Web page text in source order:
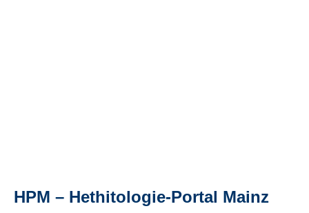
HPM – Hethitologie-Portal Mainz